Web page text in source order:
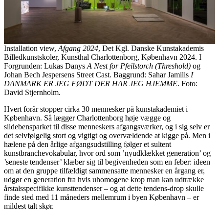
Installation view, Afgang 2024, Det Kgl. Danske Kunstakademis
Billedkunstskoler, Kunsthal Charlottenborg, København 2024. I
Forgrunden: Lukas Danys A Nest for Pfeilstorch (Threshold) og
Johan Bech Jespersens Street Cast. Baggrund: Sahar Jamilis I
DANMARK ER JEG FØDT DER HAR JEG HJEMME. Foto:
David Stjernholm.
Hvert forår stopper cirka 30 mennesker på kunstakademiet i
København. Så lægger Charlottenborg høje vægge og
sildebensparket til disse menneskers afgangsværker, og i sig selv er
det selvfølgelig stort og vigtigt og overvældende at kigge på. Men i
hælene på den årlige afgangsudstilling følger et sultent
kunstbranchevokabular, hvor ord som ’nyudklækket generation’ og
’seneste tendenser’ klæber sig til begivenheden som en feber: ideen
om at den gruppe tilfældigt sammensatte mennesker en årgang er,
udgør en generation fra hvis uhomogene krop man kan udtrække
årstalsspecifikke kunsttendenser – og at dette tendens-drop skulle
finde sted med 11 måneders mellemrum i byen København – er
mildest talt skør.